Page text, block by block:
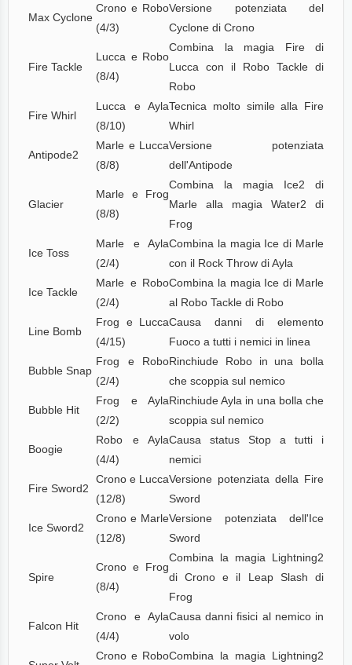
Max Cyclone
Crono e Robo
(4/3)
Versione potenziata del
Cyclone di Crono
Fire Tackle
Lucca e Robo
(8/4)
Combina la magia Fire di
Lucca con il Robo Tackle di
Robo
Fire Whirl
Lucca e Ayla
(8/10)
Tecnica molto simile alla Fire
Whirl
Antipode2
Marle e Lucca
(8/8)
Versione potenziata
dell'Antipode
Glacier
Marle e Frog
(8/8)
Combina la magia Ice2 di
Marle alla magia Water2 di
Frog
Ice Toss
Marle e Ayla
(2/4)
Combina la magia Ice di Marle
con il Rock Throw di Ayla
Ice Tackle
Marle e Robo
(2/4)
Combina la magia Ice di Marle
al Robo Tackle di Robo
Line Bomb
Frog e Lucca
(4/15)
Causa danni di elemento
Fuoco a tutti i nemici in linea
Bubble Snap
Frog e Robo
(2/4)
Rinchiude Robo in una bolla
che scoppia sul nemico
Bubble Hit
Frog e Ayla
(2/2)
Rinchiude Ayla in una bolla che
scoppia sul nemico
Boogie
Robo e Ayla
(4/4)
Causa status Stop a tutti i
nemici
Fire Sword2
Crono e Lucca
(12/8)
Versione potenziata della Fire
Sword
Ice Sword2
Crono e Marle
(12/8)
Versione potenziata dell'Ice
Sword
Spire
Crono e Frog
(8/4)
Combina la magia Lightning2
di Crono e il Leap Slash di
Frog
Falcon Hit
Crono e Ayla
(4/4)
Causa danni fisici al nemico in
volo
Crono e RoboCombina la magia Lightning2